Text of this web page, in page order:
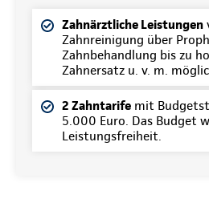
Zahnärztliche Leistungen
Zahnreinigung über
Zahnbehandlung bis zu
Zahnersatz u. v. m.
2 Zahntarife mit
5.000 Euro. Das Budget
Leistungsfreiheit.